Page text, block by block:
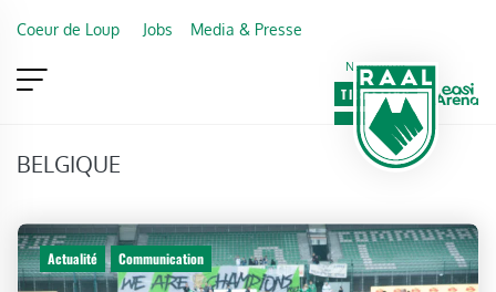
Coeur de Loup Jobs Media & Presse
Newsletter
TICKETING
VIP
FAN SHOP
BELGIQUE
Actualité Communication